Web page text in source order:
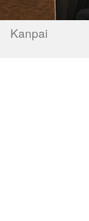
Kanpai